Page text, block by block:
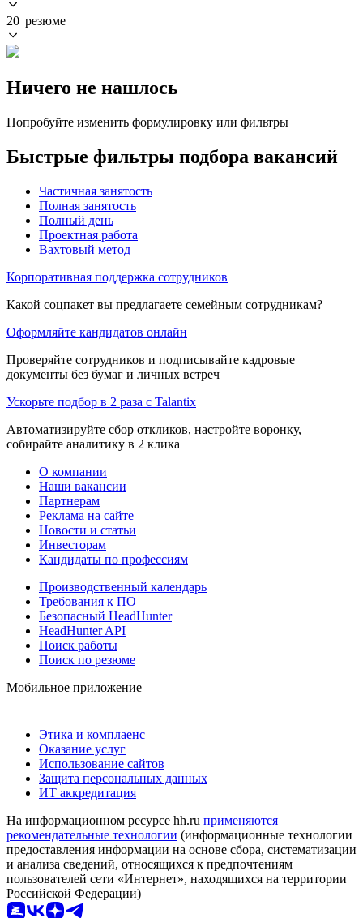
20 резюме
Ничего не нашлось
Попробуйте изменить формулировку или фильтры
Быстрые фильтры подбора вакансий
Частичная занятость
Полная занятость
Полный день
Проектная работа
Вахтовый метод
Корпоративная поддержка сотрудников
Какой соцпакет вы предлагаете семейным сотрудникам?
Оформляйте кандидатов онлайн
Проверяйте сотрудников и подписывайте кадровые
документы без бумаг и личных встреч
Ускорьте подбор в 2 раза с Talantix
Автоматизируйте сбор откликов, настройте воронку,
собирайте аналитику в 2 клика
О компании
Наши вакансии
Партнерам
Реклама на сайте
Новости и статьи
Инвесторам
Кандидаты по профессиям
Производственный календарь
Требования к ПО
Безопасный HeadHunter
HeadHunter API
Поиск работы
Поиск по резюме
Мобильное приложение
Этика и комплаенс
Оказание услуг
Использование сайтов
Защита персональных данных
ИТ аккредитация
На информационном ресурсе hh.ru применяются
рекомендательные технологии (информационные технологии
предоставления информации на основе сбора, систематизации
и анализа сведений, относящихся к предпочтениям
пользователей сети «Интернет», находящихся на территории
Российской Федерации)